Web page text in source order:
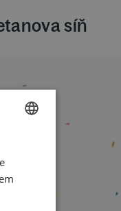
síň